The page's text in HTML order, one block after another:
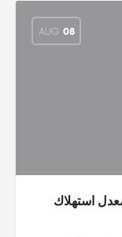
AUG 08
استهلاك